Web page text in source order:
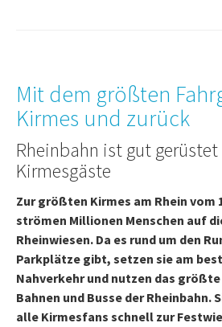
Mit dem größten
Kirmes und zurück
Rheinbahn ist gut
Kirmesgäste
Zur größten Kirmes am Rhein vom
strömen Millionen Menschen auf
Rheinwiesen. Da es rund um den
Parkplätze gibt, setzen sie am
Nahverkehr und nutzen das
Bahnen und Busse der Rheinbahn.
alle Kirmesfans schnell zur